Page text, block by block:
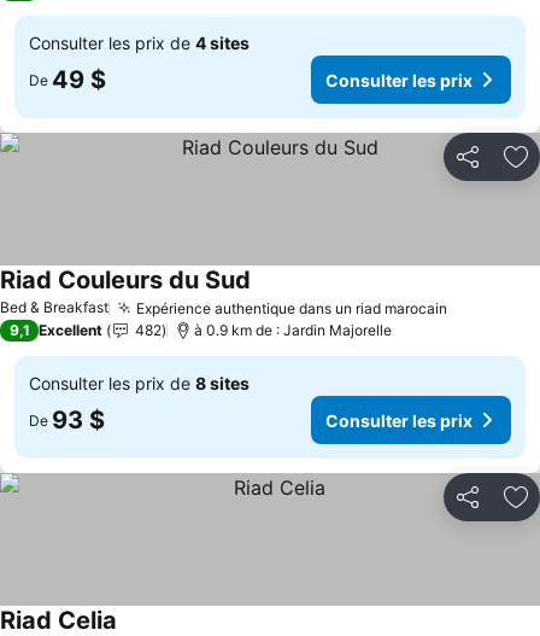
Consulter les prix de 4 sites
De 49 $ Consulter les prix
Partager
Bed & Breakfast Expérience authentique dans un riad marocain
Riad Couleurs du Sud
9,1 Excellent 482 à 0.9 km de : Jardin Majorelle
Consulter les prix de 8 sites
De 93 $ Consulter les prix
Partager
Riad Celia